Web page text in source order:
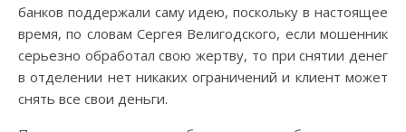
банков поддержали саму идею, поскольку в настоящее
время, по словам Сергея Велигодского, если мошенник
серьезно обработал свою жертву, то при снятии денег
в отделении нет никаких ограничений и клиент может
снять все свои деньги.